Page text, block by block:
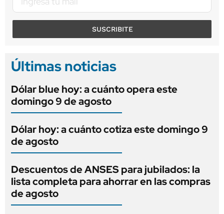
SUSCRIBITE
Últimas noticias
Dólar blue hoy: a cuánto opera este
domingo 9 de agosto
Dólar hoy: a cuánto cotiza este domingo 9
de agosto
Descuentos de ANSES para jubilados: la
lista completa para ahorrar en las compras
de agosto